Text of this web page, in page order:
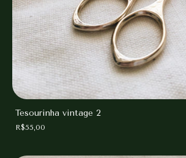
Tesourinha vintage 2
R$55,00